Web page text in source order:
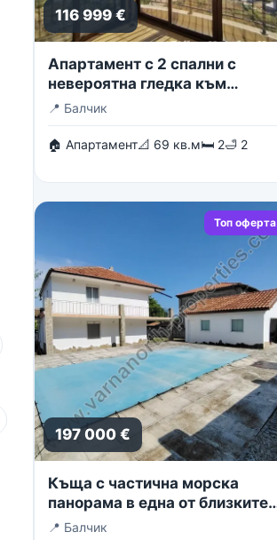
116 999 €
Апартамент с 2 спални с
невероятна гледка към
безкрайното море
📍 Балчик
🏠 Апартамент📐 69 кв.м🛏 2🛁 2
Топ оферта
197 000 €
Къща с частична морска
панорама в една от близките
вилни зони в гр. Балчик
📍 Балчик